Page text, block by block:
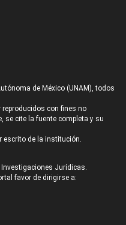
de México (UNAM), todos
con fines no
se cite la fuente completa y su
escrito de la institución.
Jurídicas.
favor de dirigirse a: